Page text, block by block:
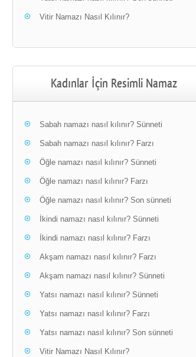
Vitir Namazı Nasıl Kılınır?
Kadınlar İçin Resimli Namaz
Sabah namazı nasıl kılınır? Sünneti
Sabah namazı nasıl kılınır? Farzı
Öğle namazı nasıl kılınır? Sünneti
Öğle namazı nasıl kılınır? Farzı
Öğle namazı nasıl kılınır? Son sünneti
İkindi namazı nasıl kılınır? Sünneti
İkindi namazı nasıl kılınır? Farzı
Akşam namazı nasıl kılınır? Farzı
Akşam namazı nasıl kılınır? Sünneti
Yatsı namazı nasıl kılınır? Sünneti
Yatsı namazı nasıl kılınır? Farzı
Yatsı namazı nasıl kılınır? Son sünneti
Vitir Namazı Nasıl Kılınır?